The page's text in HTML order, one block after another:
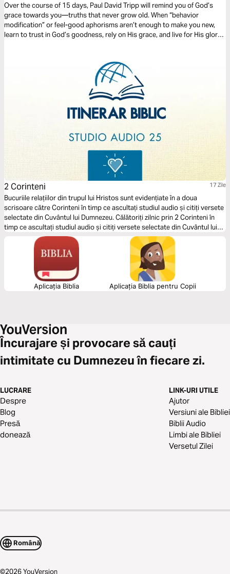
Over the course of 15 days, Paul David Tripp will remind you of God’s
grace towards you—truths that never grow old. When “behavior
modification” or feel-good aphorisms aren’t enough to make you new,
learn to trust in God’s goodness, rely on His grace, and live for His glory
2 Corinteni 17 Zile
Bucuriile relațiilor din trupul lui Hristos sunt evidențiate în a doua
scrisoare către Corinteni în timp ce ascultați studiul audio și citiți versete
selectate din Cuvântul lui Dumnezeu. Călătoriți zilnic prin 2 Corinteni în
timp ce ascultați studiul audio și citiți versete selectate din Cuvântul lui
Aplicația Biblia Aplicația Biblia pentru Copii
Încurajare și provocare să cauți
intimitate cu Dumnezeu în fiecare zi.
LUCRARE
Despre
Blog
Presă
donează
LINK-URI UTILE
Ajutor
Versiuni ale Bibliei
Biblii Audio
Limbi ale Bibliei
Versetul Zilei
Română
©2026YouVersion